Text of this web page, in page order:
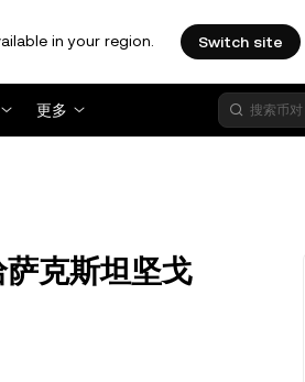
in your region. Switch site
更多
克斯坦坚戈